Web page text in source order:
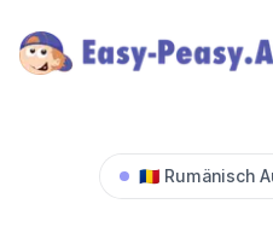
🇷🇴 Rumänisch